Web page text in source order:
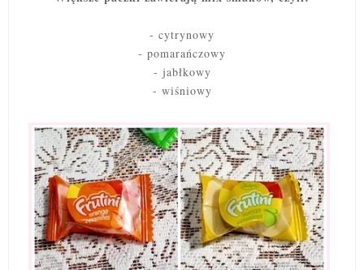
- cytrynowy
- pomarańczowy
- jabłkowy
- wiśniowy